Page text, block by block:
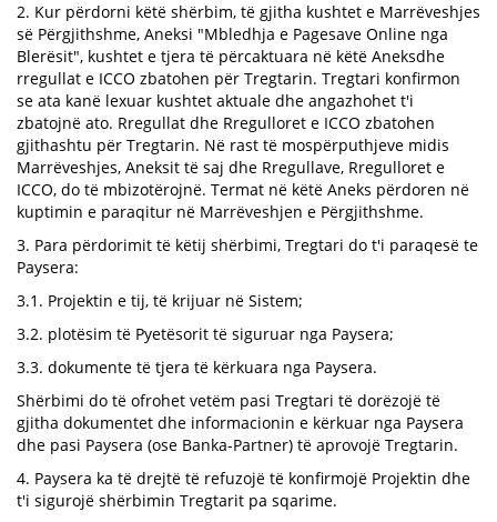
2. Kur përdorni këtë shërbim, të gjitha kushtet e Marrëveshjes
së Përgjithshme, Aneksi "Mbledhja e Pagesave Online nga
Blerësit", kushtet e tjera të përcaktuara në këtë Aneksdhe
rregullat e ICCO zbatohen për Tregtarin. Tregtari konfirmon
se ata kanë lexuar kushtet aktuale dhe angazhohet t'i
zbatojnë ato. Rregullat dhe Rregulloret e ICCO zbatohen
gjithashtu për Tregtarin. Në rast të mospërputhjeve midis
Marrëveshjes, Aneksit të saj dhe Rregullave, Rregulloret e
ICCO, do të mbizotërojnë. Termat në këtë Aneks përdoren në
kuptimin e paraqitur në Marrëveshjen e Përgjithshme.
3. Para përdorimit të këtij shërbimi, Tregtari do t'i paraqesë te
Paysera:
3.1. Projektin e tij, të krijuar në Sistem;
3.2. plotësim të Pyetësorit të siguruar nga Paysera;
3.3. dokumente të tjera të kërkuara nga Paysera.
Shërbimi do të ofrohet vetëm pasi Tregtari të dorëzojë të
gjitha dokumentet dhe informacionin e kërkuar nga Paysera
dhe pasi Paysera (ose Banka-Partner) të aprovojë Tregtarin.
4. Paysera ka të drejtë të refuzojë të konfirmojë Projektin dhe
t'i sigurojë shërbimin Tregtarit pa sqarime.